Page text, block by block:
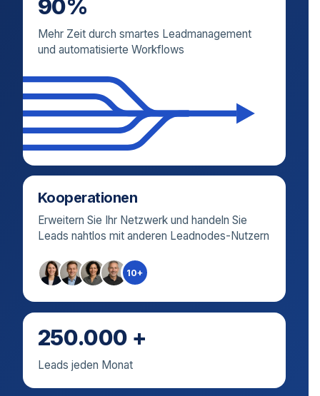
90%
Mehr Zeit durch smartes Leadmanagement
und automatisierte Workflows
Kooperationen
Erweitern Sie Ihr Netzwerk und handeln Sie
Leads nahtlos mit anderen Leadnodes-Nutzern
10+
250.000 +
Leads jeden Monat